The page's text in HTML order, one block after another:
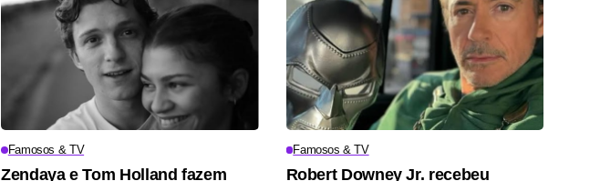
Famosos & TV
Zendaya e Tom Holland fazem
Famosos & TV
Robert Downey Jr. recebeu